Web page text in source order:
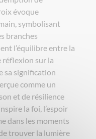
évoque
symbolisant
branches
l’équilibre entre la
réflexion sur la
sa signification
comme un
et de résilience
la foi, l’espoir
dans les moments
trouver la lumière